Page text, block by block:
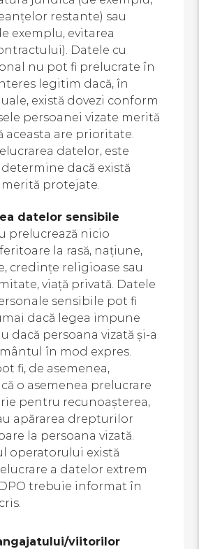
restante) sau
exemplu, evitarea
Datele cu
nu pot fi prelucrate în
legitim dacă, în
există dovezi conform
persoanei vizate merită
aceasta are prioritate.
datelor, este
determine dacă există
protejate.
datelor sensibile
prelucrează nicio
la rasă, naţiune,
credinţe religioase sau
viaţă privată. Datele
sensibile pot fi
dacă legea impune
dacă persoana vizată și-a
în mod expres.
fi, de asemenea,
o asemenea prelucrare
pentru recunoașterea,
apărarea drepturilor
la persoana vizată.
operatorului există
a datelor extrem
trebuie informat în
viitorilor